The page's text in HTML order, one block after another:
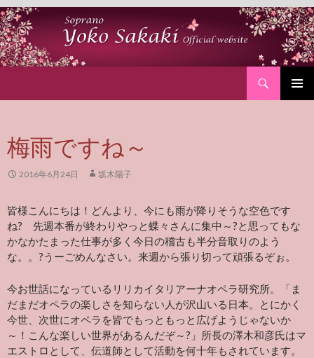
梅雨ですね～
2016年6月24日 坂木陽子
皆様こんにちは！どんより、今にも雨が降りそうな空色です
ね? 先週本番が終わりやっと蝶々さんに集中～?と思ってもな
かなかたまった仕事が多く今日の稽古も半分音取りのよう
な。。?うーごめんなさい。来週から張り切って頑張るぞぉ。
今お世話になっているリリカイタリアーナオペラ研究所。「ま
だまだオペラの楽しさを知らない人が沢山いる日本。とにかく
今世、次世にオペラを皆でもっともっと広げようじゃないか
～！こんな楽しい世界があるんだぞ～?」所長の澤木和彦氏はマ
エストロとして、伝道師として活動を何十年もされています。